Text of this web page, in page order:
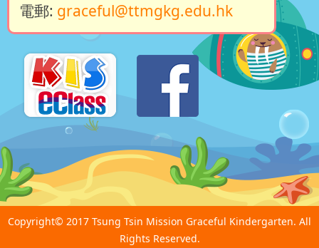
電郵: graceful@ttmgkg.edu.hk
Copyright© 2017 Tsung Tsin Mission Graceful Kindergarten. All
Rights Reserved.